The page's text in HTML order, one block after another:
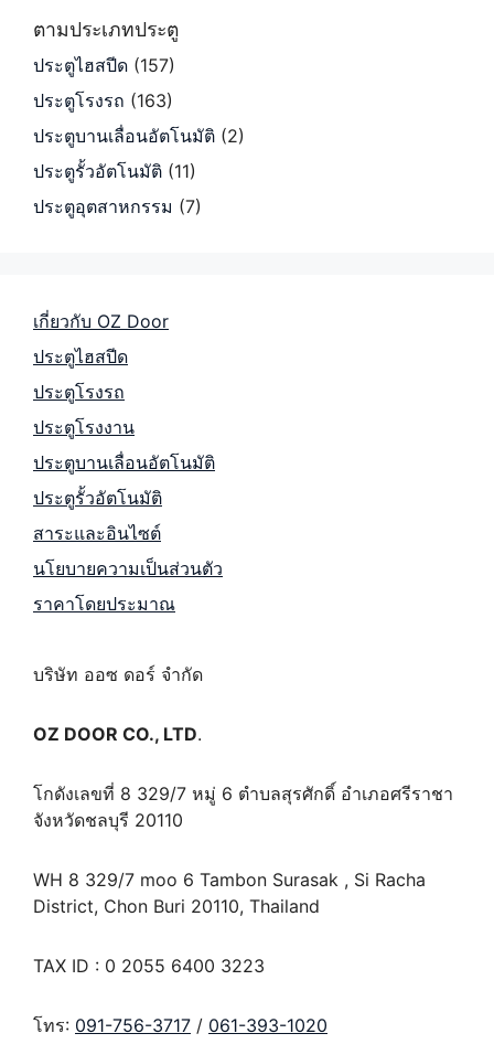
ตามประเภทประตู
ประตูไฮสปีด (157)
ประตูโรงรถ (163)
ประตูบานเลื่อนอัตโนมัติ (2)
ประตูรั้วอัตโนมัติ (11)
ประตูอุตสาหกรรม (7)
เกี่ยวกับ OZ Door
ประตูไฮสปีด
ประตูโรงรถ
ประตูโรงงาน
ประตูบานเลื่อนอัตโนมัติ
ประตูรั้วอัตโนมัติ
สาระและอินไซต์
นโยบายความเป็นส่วนตัว
ราคาโดยประมาณ
บริษัท ออซ ดอร์ จำกัด
OZ DOOR CO., LTD.
โกดังเลขที่ 8 329/7 หมู่ 6 ตำบลสุรศักดิ์ อำเภอศรีราชา
จังหวัดชลบุรี 20110
WH 8 329/7 moo 6 Tambon Surasak , Si Racha
District, Chon Buri 20110, Thailand
TAX ID : 0 2055 6400 3223
โทร: 091-756-3717 / 061-393-1020